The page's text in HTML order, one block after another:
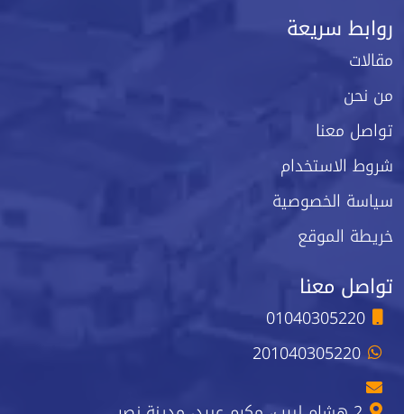
روابط سريعة
مقالات
من نحن
تواصل معنا
شروط الاستخدام
سياسة الخصوصية
خريطة الموقع
تواصل معنا
01040305220
201040305220